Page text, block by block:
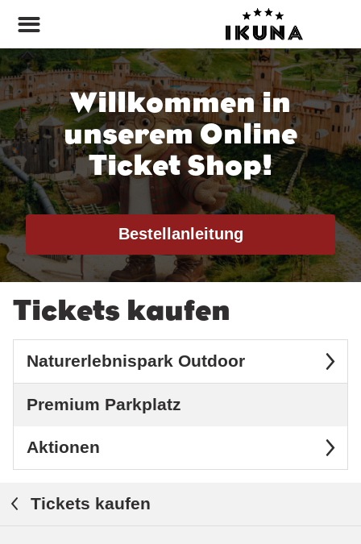
Willkommen in
unserem Online
Ticket Shop!
Bestellanleitung
Tickets kaufen
Naturerlebnispark Outdoor
Premium Parkplatz
Aktionen
Tickets kaufen